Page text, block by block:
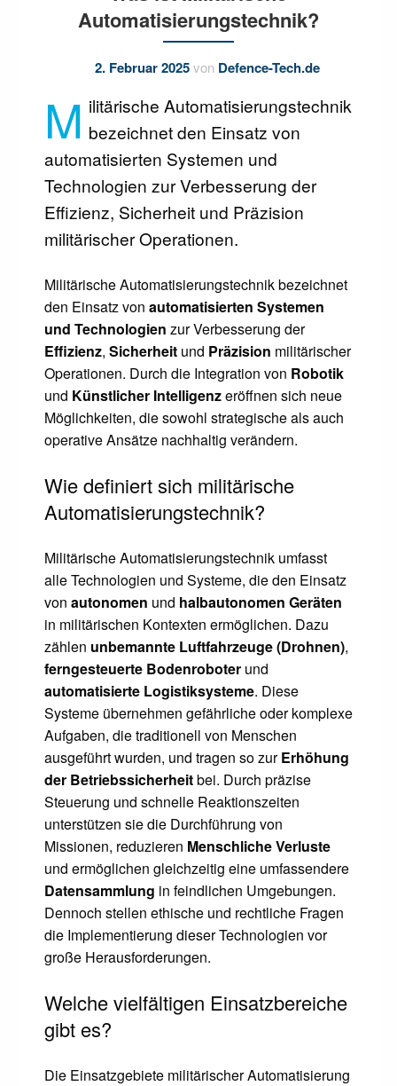
Automatisierungstechnik?
2. Februar 2025von Defence-Tech.de
M ilitärische Automatisierungstechnik
bezeichnet den Einsatz von
automatisierten Systemen und
Technologien zur Verbesserung der
Effizienz, Sicherheit und Präzision
militärischer Operationen.
Militärische Automatisierungstechnik bezeichnet
den Einsatz von automatisierten Systemen
und Technologien zur Verbesserung der
Effizienz, Sicherheit und Präzision militärischer
Operationen. Durch die Integration von Robotik
und Künstlicher Intelligenzeröffnen sich neue
Möglichkeiten, die sowohl strategische als auch
operative Ansätze nachhaltig verändern.
Wie definiert sich militärische
Automatisierungstechnik?
Militärische Automatisierungstechnik umfasst
alle Technologien und Systeme, die den Einsatz
von autonomen und halbautonomen Geräten
in militärischen Kontexten ermöglichen. Dazu
zählen unbemannte Luftfahrzeuge (Drohnen),
ferngesteuerte Bodenroboter und
automatisierte Logistiksysteme. Diese
Systeme übernehmen gefährliche oder komplexe
Aufgaben, die traditionell von Menschen
ausgeführt wurden, und tragen so zurErhöhung
der Betriebssicherheitbei. Durch präzise
Steuerung und schnelle Reaktionszeiten
unterstützen sie die Durchführung von
Missionen, reduzieren Menschliche Verluste
und ermöglichen gleichzeitig eine umfassendere
Datensammlung in feindlichen Umgebungen.
Dennoch stellen ethische und rechtliche Fragen
die Implementierung dieser Technologien vor
große Herausforderungen.
Welche vielfältigen Einsatzbereiche
gibt es?
Die Einsatzgebiete militärischer Automatisierung